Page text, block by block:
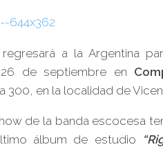
regresará a la Argentina
de septiembre en
300, en la localidad de
de la banda escocesa
álbum de estudio